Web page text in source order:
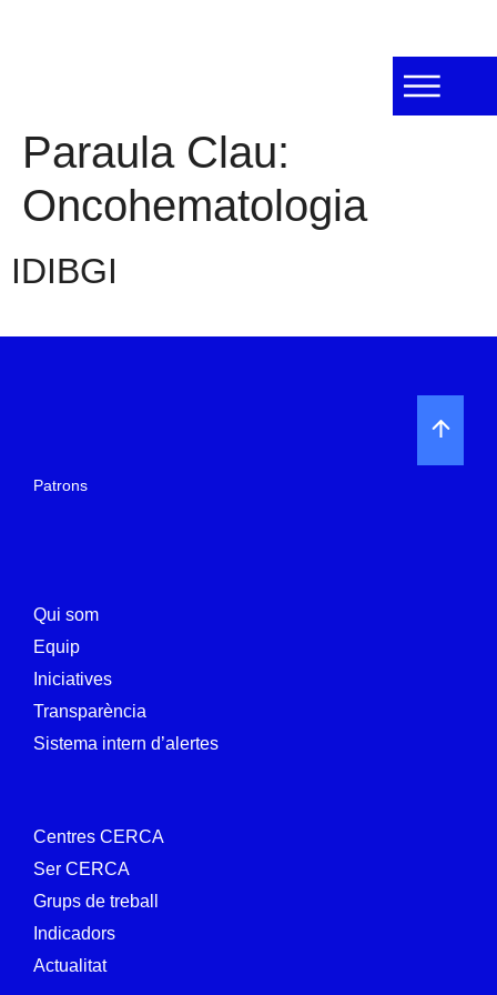
Paraula Clau:
Oncohematologia
IDIBGI
Patrons
Qui som
Equip
Iniciatives
Transparència
Sistema intern d’alertes
Centres CERCA
Ser CERCA
Grups de treball
Indicadors
Actualitat